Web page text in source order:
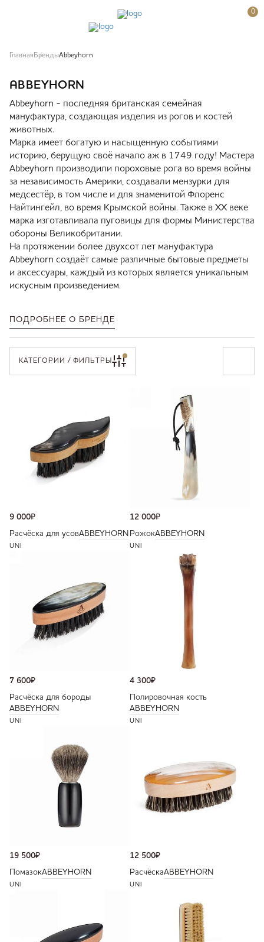
0
Главная БрендыAbbeyhorn
ABBEYHORN
Abbeyhorn - последняя британская семейная
мануфактура, создающая изделия из рогов и костей
животных.
Марка имеет богатую и насыщенную событиями
историю, берущую своё начало аж в 1749 году! Мастера
Abbeyhorn производили пороховые рога во время войны
за независимость Америки, создавали мензурки для
медсестёр, в том числе и для знаменитой Флоренс
Найтингейл, во время Крымской войны. Также в XX веке
марка изготавливала пуговицы для формы Министерства
обороны Великобритании.
На протяжении более двухсот лет мануфактура
Abbeyhorn создаёт самые различные бытовые предметы
и аксессуары, каждый из которых является уникальным
искусным произведением.
ПОДРОБНЕЕ О БРЕНДЕ
КАТЕГОРИИ / ФИЛЬТРЫ
9 000₽
Расчёска для усовABBEYHORN
UNI
12 000₽
РожокABBEYHORN
UNI
7 600₽
Расчёска для бороды
ABBEYHORN
UNI
4 300₽
Полировочная кость
ABBEYHORN
UNI
19 500₽
ПомазокABBEYHORN
UNI
12 500₽
РасчёскаABBEYHORN
UNI